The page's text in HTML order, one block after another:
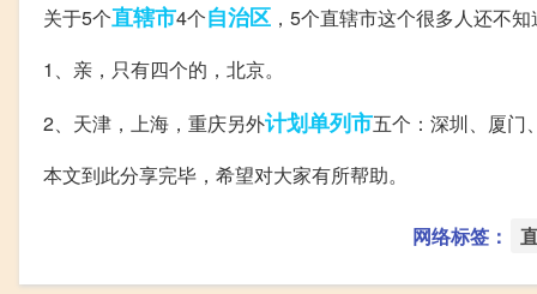
关于5个直辖市4个自治区 ，5个直辖市这个很多人还不
1、亲，只有四个的，北京。
2、天津，上海，重庆另外计划单列市五个：深圳、厦门
本文到此分享完毕，希望对大家有所帮助。
网络标签：